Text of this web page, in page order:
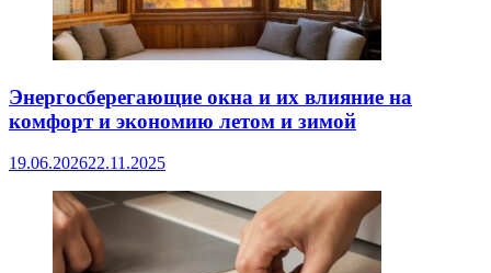
Энергосберегающие окна и их влияние на
комфорт и экономию летом и зимой
19.06.202622.11.2025